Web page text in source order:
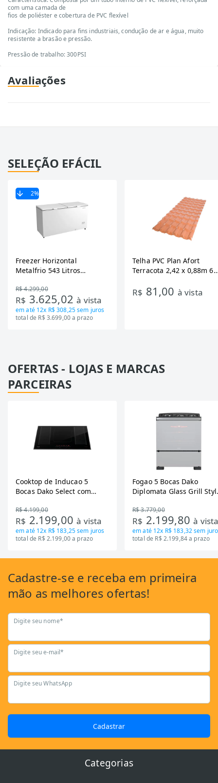
com uma camada de
fios de poliéster e cobertura de PVC flexível
Indicação: Indicado para fins industriais, condução de ar e água, muito
resistente a brasão e pressão.
Pressão de trabalho: 300PSI
Avaliações
SELEÇÃO EFÁCIL
2%
Freezer Horizontal
Metalfrio 543 Litros
Tecnologia Inverter, Branco,
Bivolt
R$ 4.299,00
R$ 3.625,02à vista
em até 12x R$ 308,25sem juros
total de R$ 3.699,00 a prazo
Telha PVC Plan Afort
Terracota 2,42 x 0,88m 6
R$ 81,00 à vista
OFERTAS - LOJAS E MARCAS
PARCEIRAS
Cooktop de Inducao 5
Bocas Dako Select com
R$ 4.199,00
R$ 2.199,00à vista
em até 12x R$ 183,25sem juros
total de R$ 2.199,00 a prazo
Fogao 5 Bocas Dako
Diplomata Glass Grill
R$ 3.779,00
R$ 2.199,80à
em até 12x R$ 183,32sem
total de R$ 2.199,84 a prazo
Cadastre-se e receba em primeira
mão as melhores ofertas!
Digite seu nome*
Digite seu e-mail*
Digite seu WhatsApp
Cadastrar
Categorias